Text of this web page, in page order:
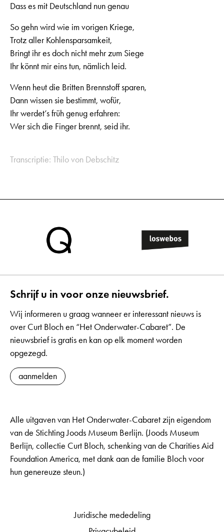
Dass es mit Deutschland nun genau
So gehn wird wie im vorigen Kriege,
Trotz aller Kohlensparsamkeit,
Bringt ihr es doch nicht mehr zum Siege
Ihr könnt mir eins tun, nämlich leid.
Wenn heut die Britten Brennstoff sparen,
Dann wissen sie bestimmt, wofür,
Ihr werdet’s früh genug erfahren:
Wer sich die Finger brennt, seid ihr.
Transcriptie: Thilo von Debschitz
Schrijf u in voor onze nieuwsbrief.
Wij informeren u graag wanneer er interessant nieuws is
over Curt Bloch en “Het Onderwater-Cabaret”. De
nieuwsbrief is gratis en kan op elk moment worden
opgezegd.
aanmelden
Alle uitgaven van Het Onderwater-Cabaret zijn eigendom
van de Stichting Joods Museum Berlijn. (Joods Museum
Berlijn, collectie Curt Bloch, schenking van de Charities Aid
Foundation America, met dank aan de familie Bloch voor
hun genereuze steun.)
Juridische mededeling